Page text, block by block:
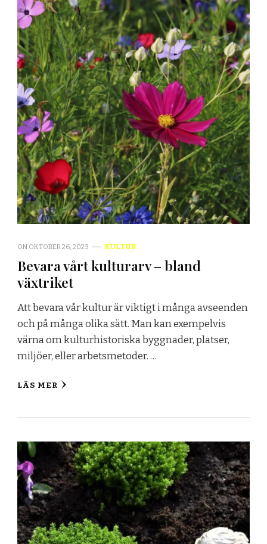
ON OKTOBER 26, 2023 KULTUR
Bevara vårt kulturarv – bland
växtriket
Att bevara vår kultur är viktigt i många avseenden
och på många olika sätt. Man kan exempelvis
värna om kulturhistoriska byggnader, platser,
miljöer, eller arbetsmetoder. …
LÄS MER